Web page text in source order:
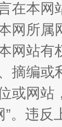
在本
网所属
网站有
摘编或
或网站
”。违